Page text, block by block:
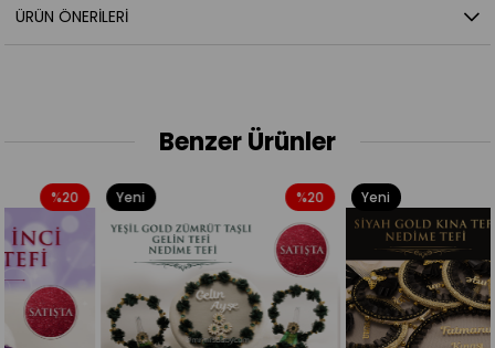
ÜRÜN ÖNERILERI
Benzer Ürünler
Yeni
Ürün
Yeni
Ürün